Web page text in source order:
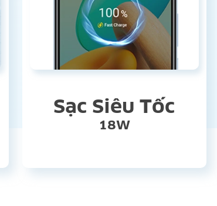
Sạc Siêu Tốc
18W